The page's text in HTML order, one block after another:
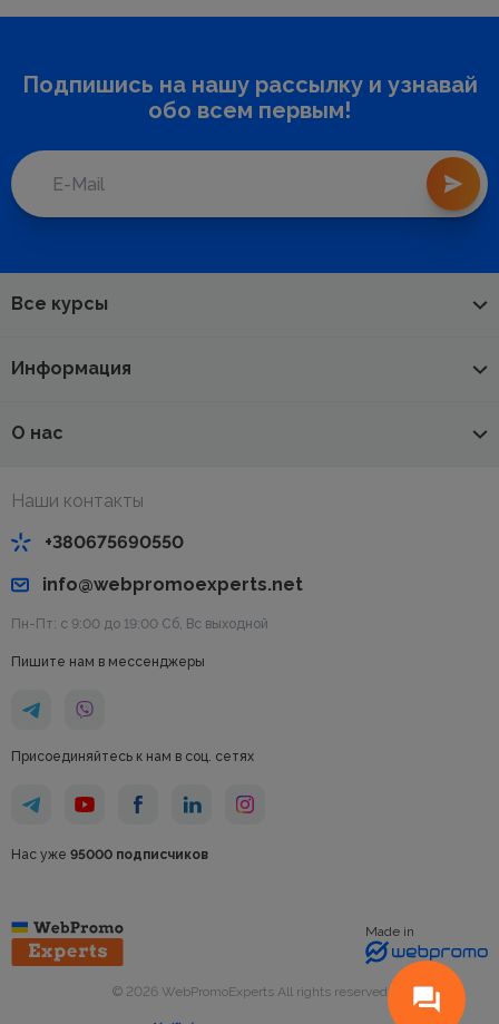
Подпишись на нашу рассылку и узнавай
обо всем первым!
Все курсы
Информация
О нас
Наши контакты
+380675690550
info@webpromoexperts.net
Пн-Пт: с 9:00 до 19:00 Cб, Вс выходной
Пишите нам в мессенджеры
Присоединяйтесь к нам в соц. сетях
Нас уже 95000 подписчиков
Made in
© 2026 WebPromoExperts All rights reserved